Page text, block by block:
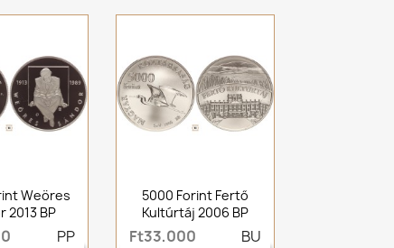
Weöres
2013 BP
PP
5000 Forint Fertő
Kultúrtáj 2006 BP
Ft33,000 BU